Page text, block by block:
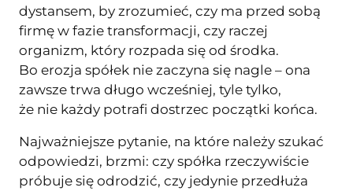
dystansem, by zrozumieć, czy ma przed sobą
firmę w fazie transformacji, czy raczej
organizm, który rozpada się od środka.
Bo erozja spółek nie zaczyna się nagle – ona
zawsze trwa długo wcześniej, tyle tylko,
że nie każdy potrafi dostrzec początki końca.
Najważniejsze pytanie, na które należy szukać
odpowiedzi, brzmi: czy spółka rzeczywiście
próbuje się odrodzić, czy jedynie przedłuża